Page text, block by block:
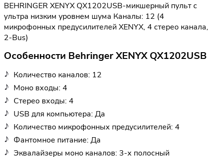
BEHRINGER XENYX QX1202USB-микшерный пульт с
ультра низким уровнем шума Каналы: 12 (4
микрофонных предусилителей XENYX, 4 стерео канала,
2-Bus)
Особенности Behringer XENYX QX1202USB
Количество каналов: 12
Моно входы: 4
Стерео входы: 4
USB для компьютера: Да
Количество микрофонных предусилителей: 4
Фантомное питание: Да
Эквалайзеры моно каналов: 3-х полосный